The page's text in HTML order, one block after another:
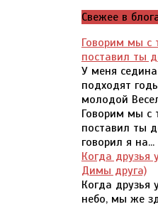
Свежее в
Говорим мы с
поставил ты
У меня
подходят
молодой
Говорим мы с
поставил ты
говорил я на...
Когда друзья
Димы друга)
Когда друзья
небо, мы же